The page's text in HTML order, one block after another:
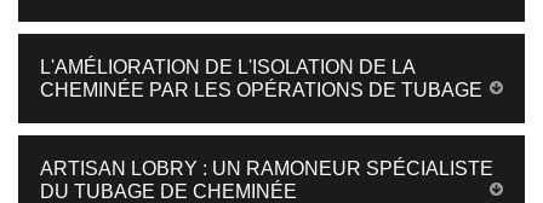
L'AMÉLIORATION DE L'ISOLATION DE LA
CHEMINÉE PAR LES OPÉRATIONS DE TUBAGE
ARTISAN LOBRY : UN RAMONEUR SPÉCIALISTE
DU TUBAGE DE CHEMINÉE